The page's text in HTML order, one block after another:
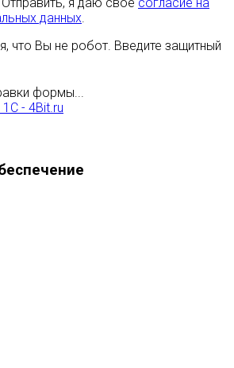
данных
что Вы не робот. Введите защитный
формы...